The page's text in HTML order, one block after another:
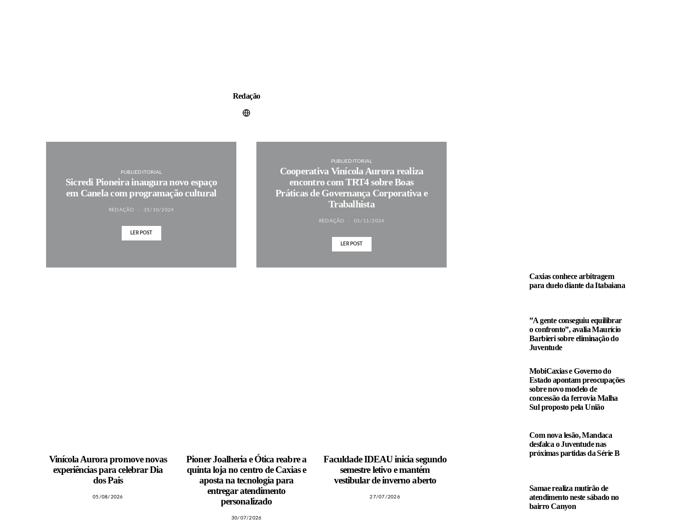
Redação
PUBLIEDITORIAL
Sicredi Pioneira inaugura novo espaço
em Canela com programação cultural
REDAÇÃO 31/10/2024
LER POST
PUBLIEDITORIAL
Cooperativa Vinícola Aurora realiza
encontro com TRT4 sobre Boas
Práticas de Governança Corporativa e
Trabalhista
REDAÇÃO 01/11/2024
LER POST
Vinícola Aurora promove novas
experiências para celebrar Dia
dos Pais
05/08/2026
Pioner Joalheria e Ótica reabre a
quinta loja no centro de Caxias e
aposta na tecnologia para
entregar atendimento
personalizado
30/07/2026
Faculdade IDEAU inicia segundo
semestre letivo e mantém
vestibular de inverno aberto
27/07/2026
Caxias conhece arbitragem
para duelo diante da Itabaiana
”A gente conseguiu equilibrar
o confronto”, avalia Maurício
Barbieri sobre eliminação do
Juventude
MobiCaxias e Governo do
Estado apontam preocupações
sobre novo modelo de
concessão da ferrovia Malha
Sul proposto pela União
Com nova lesão, Mandaca
desfalca o Juventude nas
próximas partidas da Série B
Samae realiza mutirão de
atendimento neste sábado no
bairro Canyon